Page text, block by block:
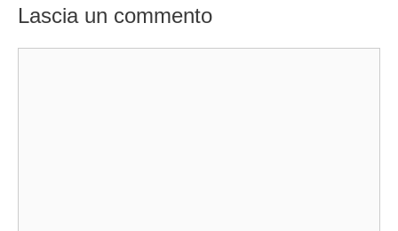
Lascia un commento